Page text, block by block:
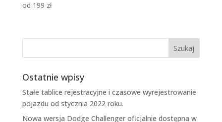
od 199 zł
Ostatnie wpisy
Stałe tablice rejestracyjne i czasowe wyrejestrowanie
pojazdu od stycznia 2022 roku.
Nowa wersja Dodge Challenger oficjalnie dostępna w